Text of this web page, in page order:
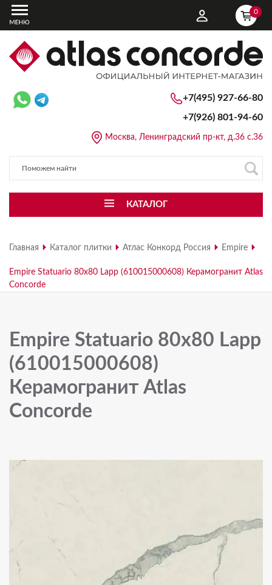
0
Москва, Ленинградский пр-кт, д.36 с.36
КАТАЛОГ
+7(495) 927-66-80
+7(926) 801-94-60
Главная Каталог плитки Атлас Конкорд Россия Empire
Empire Statuario 80x80 Lapp (610015000608) Керамогранит Atlas
Concorde
Empire Statuario 80x80 Lapp
(610015000608)
Керамогранит Atlas
Concorde